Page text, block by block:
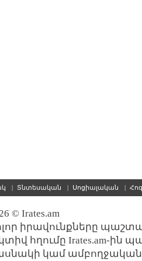
| Տնտեսական | Սոցիալական |
© Irates.am
իրավունքները
հղումը Irates.am-ին
կամ ամբողջական